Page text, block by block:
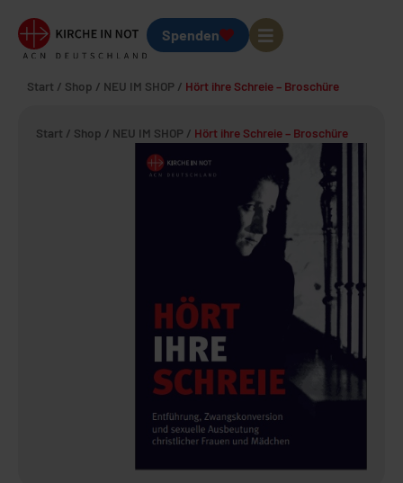
Spenden
Start / Shop / NEU IM SHOP / Hört ihre Schreie – Broschüre
Start / Shop / NEU IM SHOP / Hört ihre Schreie – Broschüre